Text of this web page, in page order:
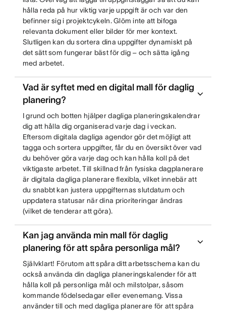
hålla reda på hur viktig varje uppgift är och var den
befinner sig i projektcykeln. Glöm inte att bifoga
relevanta dokument eller bilder för mer kontext.
Slutligen kan du sortera dina uppgifter dynamiskt på
det sätt som fungerar bäst för dig – och sätta igång
med arbetet.
Vad är syftet med en digital mall för daglig
planering?
I grund och botten hjälper dagliga planeringskalendrar
dig att hålla dig organiserad varje dag i veckan.
Eftersom digitala dagliga agendor gör det möjligt att
tagga och sortera uppgifter, får du en översikt över vad
du behöver göra varje dag och kan hålla koll på det
viktigaste arbetet. Till skillnad från fysiska dagplanerare
är digitala dagliga planerare flexibla, vilket innebär att
du snabbt kan justera uppgifternas slutdatum och
uppdatera statusar när dina prioriteringar ändras
(vilket de tenderar att göra).
Kan jag använda min mall för daglig
planering för att spåra personliga mål?
Självklart! Förutom att spåra ditt arbetsschema kan du
också använda din dagliga planeringskalender för att
hålla koll på personliga mål och milstolpar, såsom
kommande födelsedagar eller evenemang. Vissa
använder till och med dagliga planerare för att spåra